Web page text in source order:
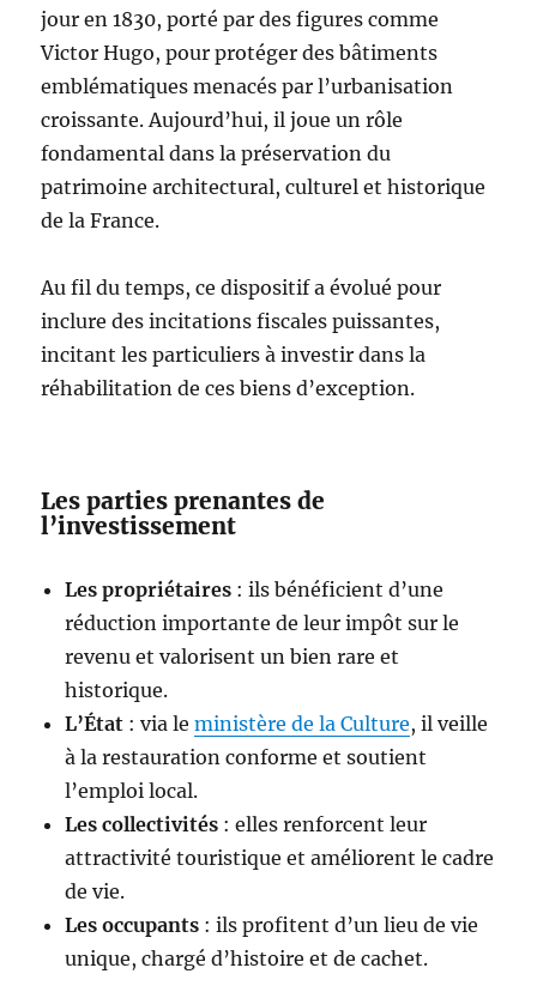
jour en 1830, porté par des figures comme
Victor Hugo, pour protéger des bâtiments
emblématiques menacés par l’urbanisation
croissante. Aujourd’hui, il joue un rôle
fondamental dans la préservation du
patrimoine architectural, culturel et historique
de la France.
Au fil du temps, ce dispositif a évolué pour
inclure des incitations fiscales puissantes,
incitant les particuliers à investir dans la
réhabilitation de ces biens d’exception.
Les parties prenantes de
l’investissement
Les propriétaires : ils bénéficient d’une
réduction importante de leur impôt sur le
revenu et valorisent un bien rare et
historique.
L’État : via leministère de la Culture, il veille
à la restauration conforme et soutient
l’emploi local.
Les collectivités : elles renforcent leur
attractivité touristique et améliorent le cadre
de vie.
Les occupants : ils profitent d’un lieu de vie
unique, chargé d’histoire et de cachet.